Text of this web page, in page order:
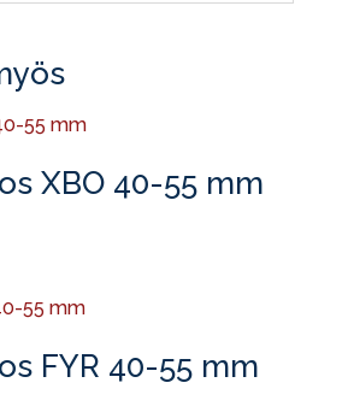
XBO 40-55 mm
FYR 40-55 mm